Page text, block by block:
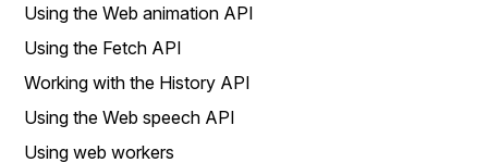
Using the Web animation API
Using the Fetch API
Working with the History API
Using the Web speech API
Using web workers